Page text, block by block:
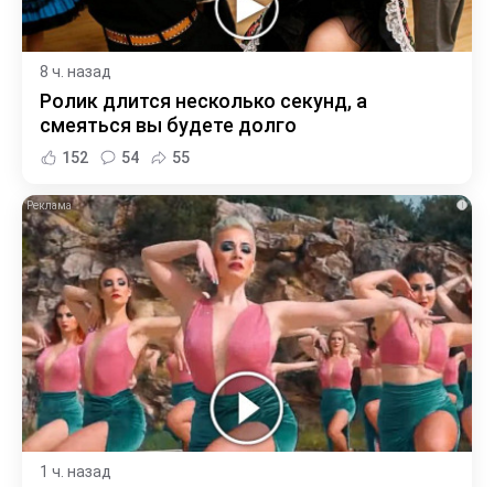
8 ч. назад
Ролик длится несколько секунд, а
смеяться вы будете долго
152 54 55
i
1 ч. назад